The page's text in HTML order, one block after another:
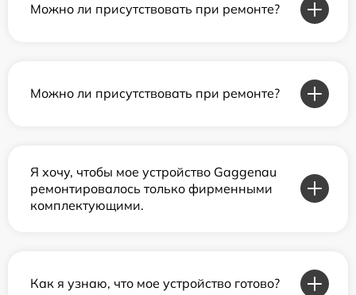
Можно ли присутствовать при ремонте?
Можно ли присутствовать при ремонте?
Я хочу, чтобы мое устройство Gaggenau
ремонтировалось только фирменными
комплектующими.
Как я узнаю, что мое устройство готово?